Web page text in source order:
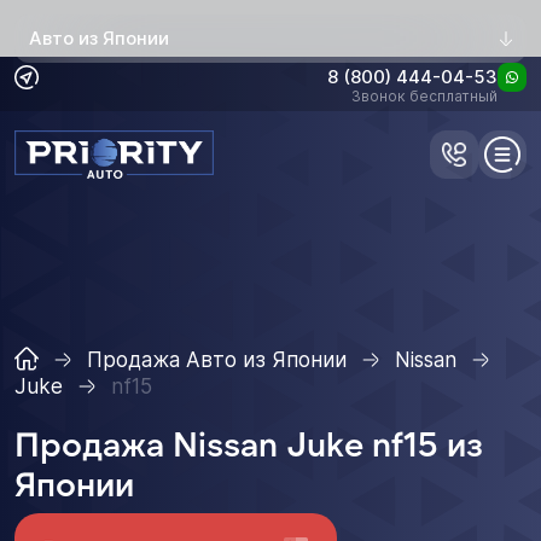
Авто из Японии
8 (800) 444-04-53
Звонок бесплатный
Продажа Авто из Японии
Nissan
Juke
nf15
Продажа Nissan Juke nf15 из
Японии